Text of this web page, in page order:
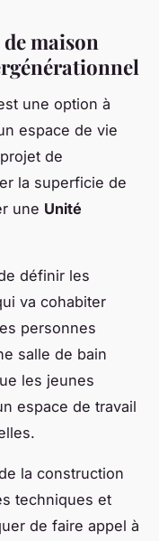
maison
une option à
espace de vie
de
la superficie de
une Unité
définir les
va cohabiter
personnes
salle de bain
les jeunes
espace de travail
la construction
techniques et
de faire appel à